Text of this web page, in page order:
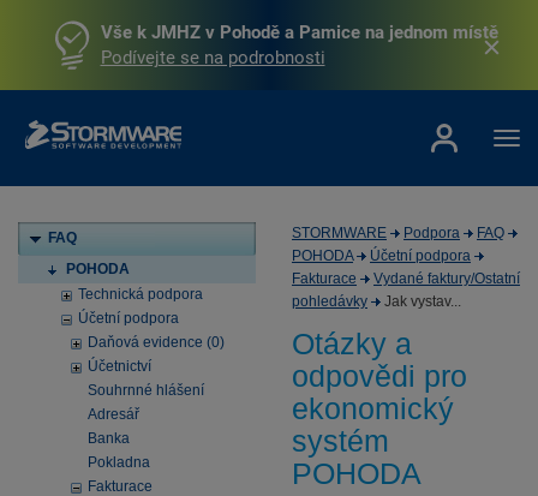
Vše k JMHZ v Pohodě a Pamice na jednom místě
Podívejte se na podrobnosti
FAQ
POHODA
Technická podpora
Účetní podpora
Daňová evidence (0)
Účetnictví
Souhrnné hlášení
Adresář
Banka
Pokladna
Fakturace
STORMWARE Podpora
FAQ
POHODA
Účetní podpora
Fakturace
Vydané faktury/Ostatní
pohledávky
Jak vystav...
Otázky a
odpovědi pro
ekonomický
systém
POHODA